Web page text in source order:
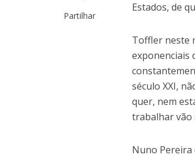
Partilhar
Estados, de
Toffler neste
exponenciais
século XXI,
quer, nem
trabalhar vão
Nuno Pereira